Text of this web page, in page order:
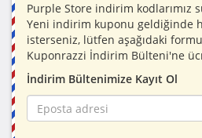
Purple Store indirim kodlarımız
Yeni indirim kuponu geldiğinde
isterseniz, lütfen aşağıdaki
Kuponrazzi İndirim Bülteni'ne
İndirim Bültenimize Kayıt Ol